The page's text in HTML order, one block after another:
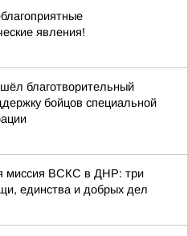
явления!
благотворительный
бойцов специальной
миссия ВСКС в ДНР: три
единства и добрых дел